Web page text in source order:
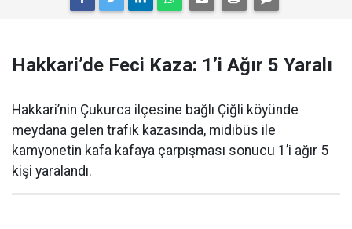
Hakkari’de Feci Kaza: 1’i Ağır 5 Yaralı
Hakkari’nin Çukurca ilçesine bağlı Çiğli köyünde
meydana gelen trafik kazasında, midibüs ile
kamyonetin kafa kafaya çarpışması sonucu 1’i ağır 5
kişi yaralandı.